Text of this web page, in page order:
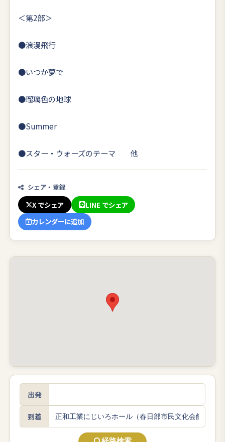
＜第2部＞
●浪漫飛行
●いつか夢で
●瑠璃色の地球
●Summer
●スター・ウォーズのテーマ 他
シェア・登録
X でシェア
LINE でシェア
カレンダーに追加
出発
到着